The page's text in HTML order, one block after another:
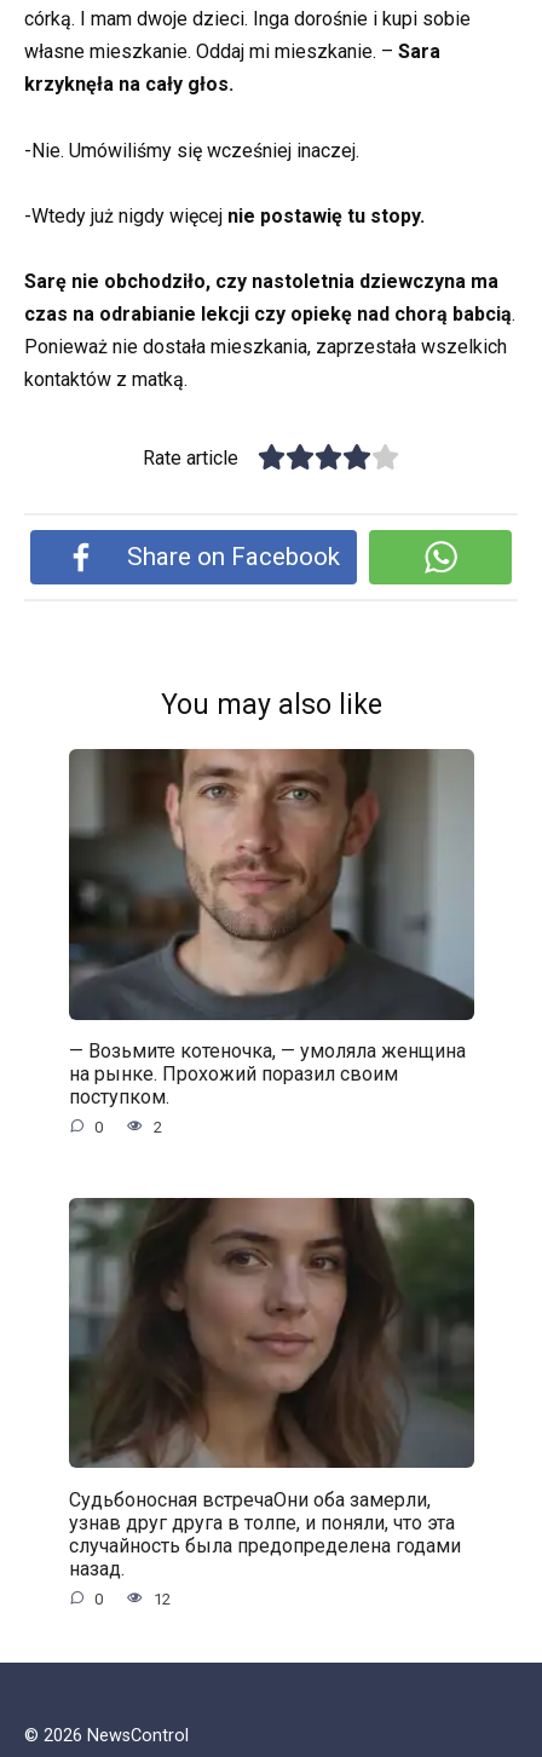
córką. I mam dwoje dzieci. Inga dorośnie i kupi sobie
własne mieszkanie. Oddaj mi mieszkanie. – Sara
krzyknęła na cały głos.
-Nie. Umówiliśmy się wcześniej inaczej.
-Wtedy już nigdy więcej nie postawię tu stopy.
Sarę nie obchodziło, czy nastoletnia dziewczyna ma
czas na odrabianie lekcji czy opiekę nad chorą babcią.
Ponieważ nie dostała mieszkania, zaprzestała wszelkich
kontaktów z matką.
Rate article
Share on Facebook
You may also like
— Возьмите котеночка, — умоляла женщина
на рынке. Прохожий поразил своим
поступком.
0 2
Судьбоносная встречаОни оба замерли,
узнав друг друга в толпе, и поняли, что эта
случайность была предопределена годами
назад.
0 12
© 2026 NewsControl